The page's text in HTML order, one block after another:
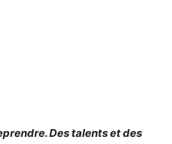
Des talents et des